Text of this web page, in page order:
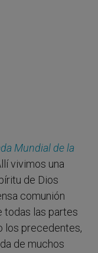
Mundial de la
vivimos una
de Dios
comunión
todas las partes
los precedentes,
de muchos